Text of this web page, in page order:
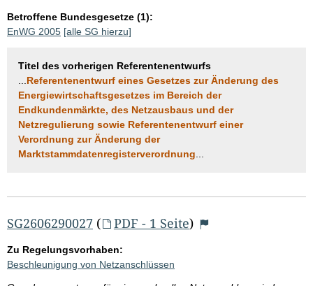
Betroffene Bundesgesetze (1):
EnWG 2005 [alle SG hierzu]
Titel des vorherigen Referentenentwurfs
Referentenentwurf eines Gesetzes zur Änderung des
Energiewirtschaftsgesetzes im Bereich der
Endkundenmärkte, des Netzausbaus und der
Netzregulierung sowie Referentenentwurf einer
Verordnung zur Änderung der
Marktstammdatenregisterverordnung
SG2606290027 ( PDF - 1 Seite)
Zu Regelungsvorhaben:
Beschleunigung von Netzanschlüssen